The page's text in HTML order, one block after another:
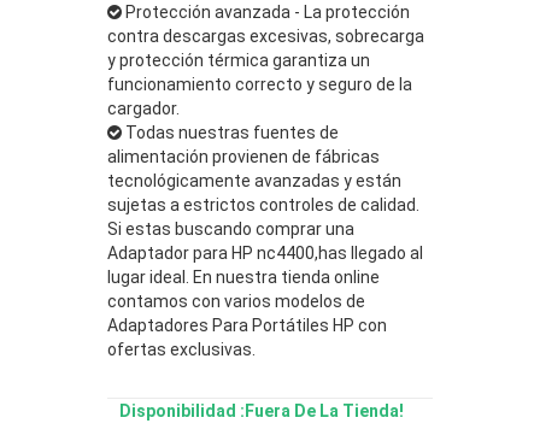
Protección avanzada - La protección
contra descargas excesivas, sobrecarga
y protección térmica garantiza un
funcionamiento correcto y seguro de la
cargador.
Todas nuestras fuentes de
alimentación provienen de fábricas
tecnológicamente avanzadas y están
sujetas a estrictos controles de calidad.
Si estas buscando comprar una
Adaptador para HP nc4400,has llegado al
lugar ideal. En nuestra tienda online
contamos con varios modelos de
Adaptadores Para Portátiles HP con
ofertas exclusivas.
Disponibilidad :Fuera De La Tienda!